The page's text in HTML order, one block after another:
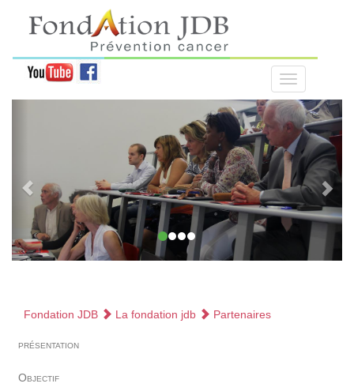
Fondation JDB La fondation jdb Partenaires
présentation
Objectif